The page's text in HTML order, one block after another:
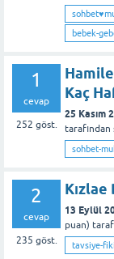
bebek-
1
cevap
252 göst.
Kaç
25 Kasım
tarafından
sohbet-
2
cevap
235 göst.
Kızlae
13 Eylül
puan)
tavsiye-